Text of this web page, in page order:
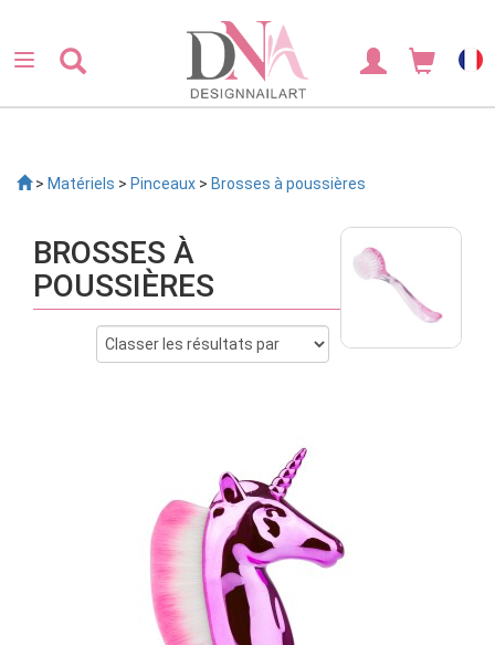
> Matériels > Pinceaux > Brosses à poussières
BROSSES À
POUSSIÈRES